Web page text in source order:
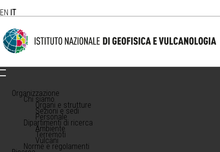
EN IT
Organizzazione
Chi siamo
Organi e strutture
Sezioni e sedi
Personale
Dipartimenti di ricerca
Ambiente
Terremoti
Vulcani
Norme e regolamenti